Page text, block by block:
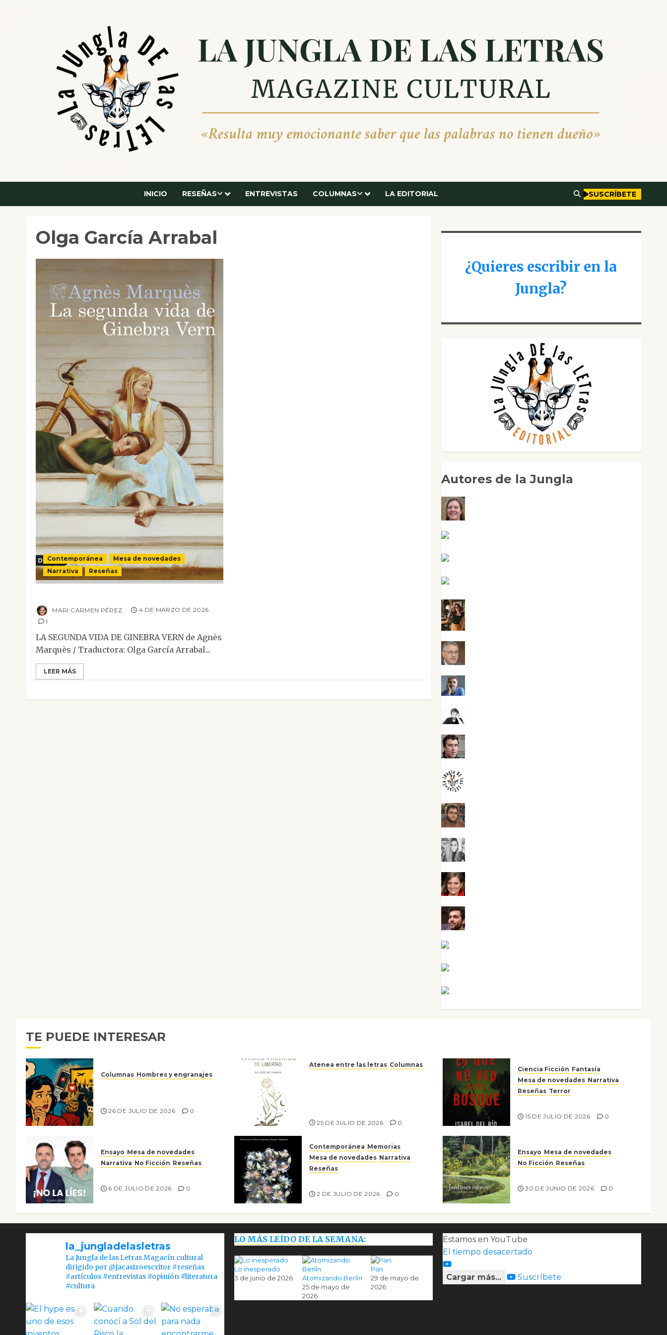
INICIO RESEÑAS ENTREVISTAS COLUMNAS LA EDITORIAL SUSCRÍBETE
Olga García Arrabal
Contemporánea
Mesa de novedades
Narrativa
Reseñas
MARI CARMEN PÉREZ
4 DE MARZO DE 2026
1
LA SEGUNDA VIDA DE GINEBRA VERN de Agnès
Marquès / Traductora: Olga García Arrabal...
LEER MÁS
¿Quieres escribir en la
Jungla?
Autores de la Jungla
TE PUEDE INTERESAR
Columnas Hombres y engranajes
26 DE JULIO DE 2026 0
Atenea entre las letras Columnas
25 DE JULIO DE 2026 0
Ciencia Ficción Fantasía
Mesa de novedades Narrativa
Reseñas Terror
15 DE JULIO DE 2026 0
Ensayo Mesa de novedades
Narrativa No Ficción Reseñas
6 DE JULIO DE 2026 0
Contemporánea Memorias
Mesa de novedades Narrativa
Reseñas
2 DE JULIO DE 2026 0
Ensayo Mesa de novedades
No Ficción Reseñas
30 DE JUNIO DE 2026 0
la_jungladelasletras
La Jungla de las Letras Magacín cultural
dirigido por @jacastroescritor #reseñas
#artículos #entrevistas #opinión #literatura
#cultura
LO MÁS LEÍDO DE LA SEMANA:
Lo inesperado
3 de junio de 2026
Atomizando Berlín
25 de mayo de
2026
Pan
29 de mayo de
2026
Estamos en YouTube
El tiempo desacertado
Cargar más... Suscríbete